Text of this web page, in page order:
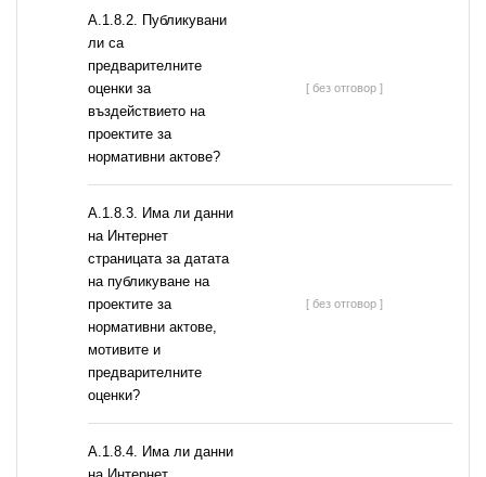
А.1.8.2. Публикувани
ли са
предварителните
оценки за
въздействието на
проектите за
нормативни актове?
[ без отговор ]
A.1.8.3. Има ли данни
на Интернет
страницата за датата
на публикуване на
проектите за
нормативни актове,
мотивите и
предварителните
оценки?
[ без отговор ]
A.1.8.4. Има ли данни